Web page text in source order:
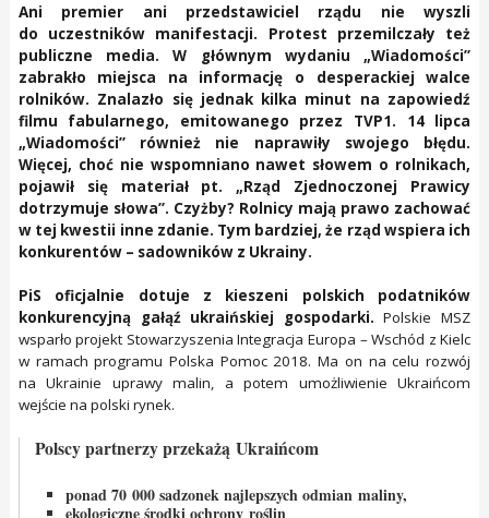
Ani premier ani przedstawiciel rządu nie wyszli
do uczestników manifestacji. Protest przemilczały też
publiczne media. W głównym wydaniu „Wiadomości”
zabrakło miejsca na informację o desperackiej walce
rolników. Znalazło się jednak kilka minut na zapowiedź
filmu fabularnego, emitowanego przez TVP1. 14 lipca
„Wiadomości” również nie naprawiły swojego błędu.
Więcej, choć nie wspomniano nawet słowem o rolnikach,
pojawił się materiał pt. „Rząd Zjednoczonej Prawicy
dotrzymuje słowa”. Czyżby? Rolnicy mają prawo zachować
w tej kwestii inne zdanie. Tym bardziej, że rząd wspiera ich
konkurentów – sadowników z Ukrainy.
PiS oficjalnie dotuje z kieszeni polskich podatników
konkurencyjną gałąź ukraińskiej gospodarki.Polskie MSZ
wsparło projekt Stowarzyszenia Integracja Europa – Wschód z Kielc
w ramach programu Polska Pomoc 2018. Ma on na celu rozwój
na Ukrainie uprawy malin, a potem umożliwienie Ukraińcom
wejście na polski rynek.
Polscy partnerzy przekażą Ukraińcom
ponad 70 000 sadzonek najlepszych odmian maliny,
ekologiczne środki ochrony roślin